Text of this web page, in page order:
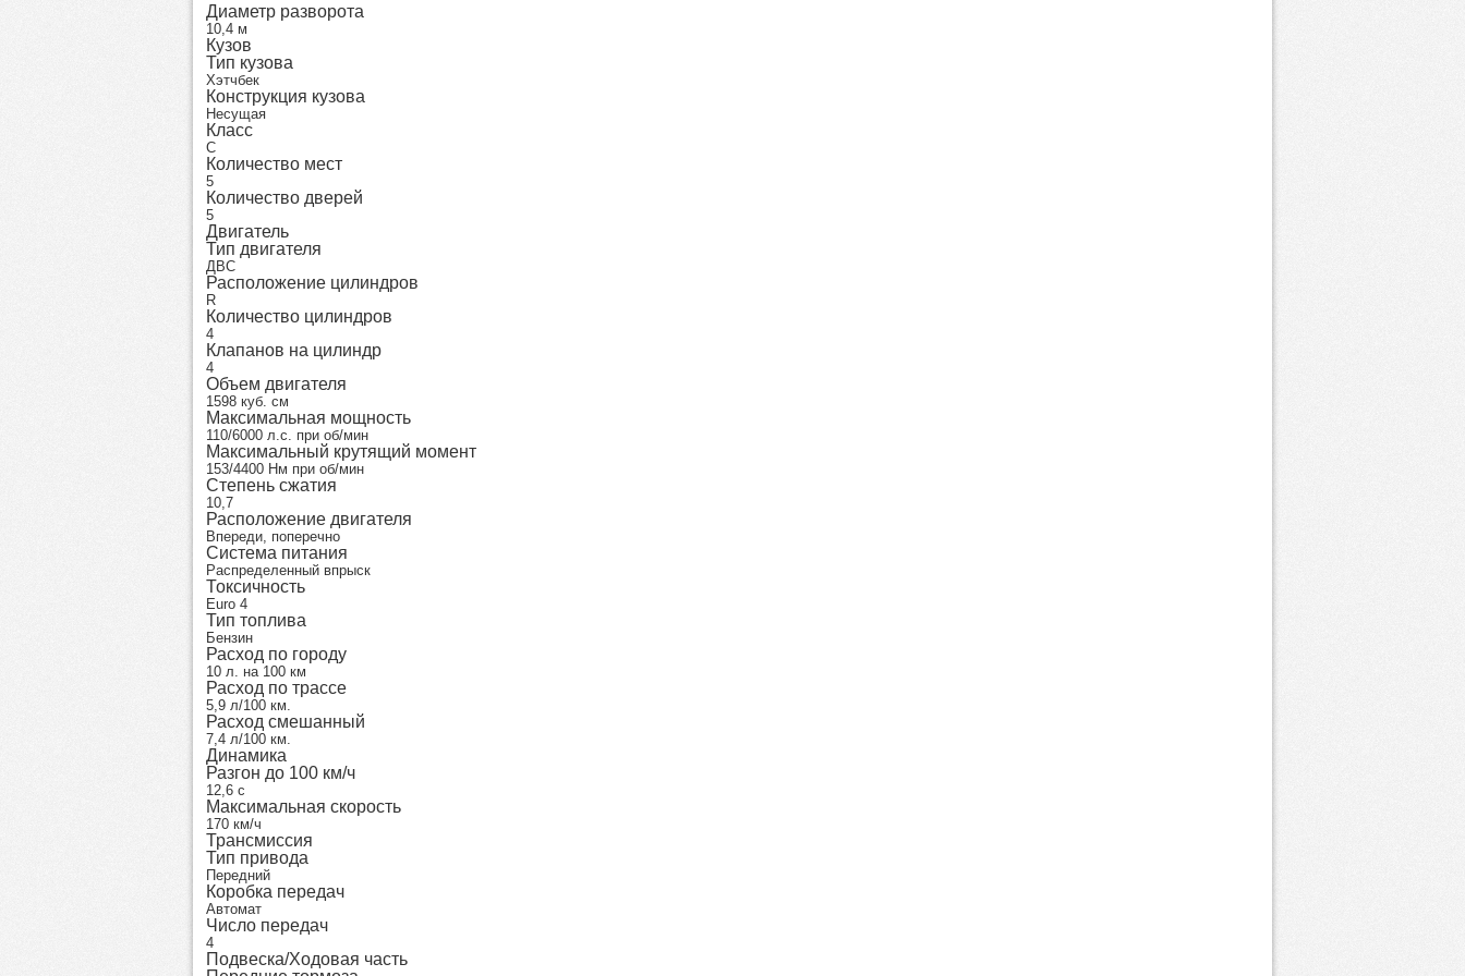
Диаметр разворота
10,4 м
Кузов
Тип кузова
Хэтчбек
Конструкция кузова
Несущая
Класс
C
Количество мест
5
Количество дверей
5
Двигатель
Тип двигателя
ДВС
Расположение цилиндров
R
Количество цилиндров
4
Клапанов на цилиндр
4
Объем двигателя
1598 куб. см
Максимальная мощность
110/6000 л.с. при об/мин
Максимальный крутящий момент
153/4400 Нм при об/мин
Степень сжатия
10,7
Расположение двигателя
Впереди, поперечно
Система питания
Распределенный впрыск
Токсичность
Euro 4
Тип топлива
Бензин
Расход по городу
10 л. на 100 км
Расход по трассе
5,9 л/100 км.
Расход смешанный
7,4 л/100 км.
Динамика
Разгон до 100 км/ч
12,6 с
Максимальная скорость
170 км/ч
Трансмиссия
Тип привода
Передний
Коробка передач
Автомат
Число передач
4
Подвеска/Ходовая часть